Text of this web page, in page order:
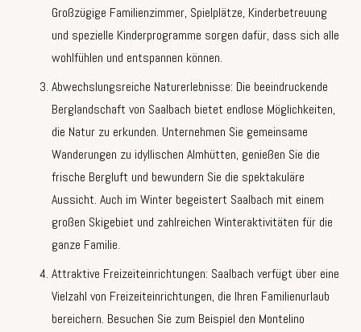
Großzügige Familienzimmer, Spielplätze, Kinderbetreuung
und spezielle Kinderprogramme sorgen dafür, dass sich alle
wohlfühlen und entspannen können.
Abwechslungsreiche Naturerlebnisse: Die beeindruckende
Berglandschaft von Saalbach bietet endlose Möglichkeiten,
die Natur zu erkunden. Unternehmen Sie gemeinsame
Wanderungen zu idyllischen Almhütten, genießen Sie die
frische Bergluft und bewundern Sie die spektakuläre
Aussicht. Auch im Winter begeistert Saalbach mit einem
großen Skigebiet und zahlreichen Winteraktivitäten für die
ganze Familie.
Attraktive Freizeiteinrichtungen: Saalbach verfügt über eine
Vielzahl von Freizeiteinrichtungen, die Ihren Familienurlaub
bereichern. Besuchen Sie zum Beispiel den Montelino